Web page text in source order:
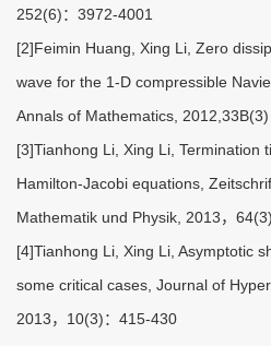
252(6)：3972-4001
[2]Feimin Huang, Xing Li, Zero
wave for the 1-D compressible
Annals of Mathematics,
[3]Tianhong Li, Xing Li, Termination
Hamilton-Jacobi equations,
Mathematik und Physik, 2013，
[4]Tianhong Li, Xing Li, Asymptotic
some critical cases, Journal of
2013，10(3)：415-430